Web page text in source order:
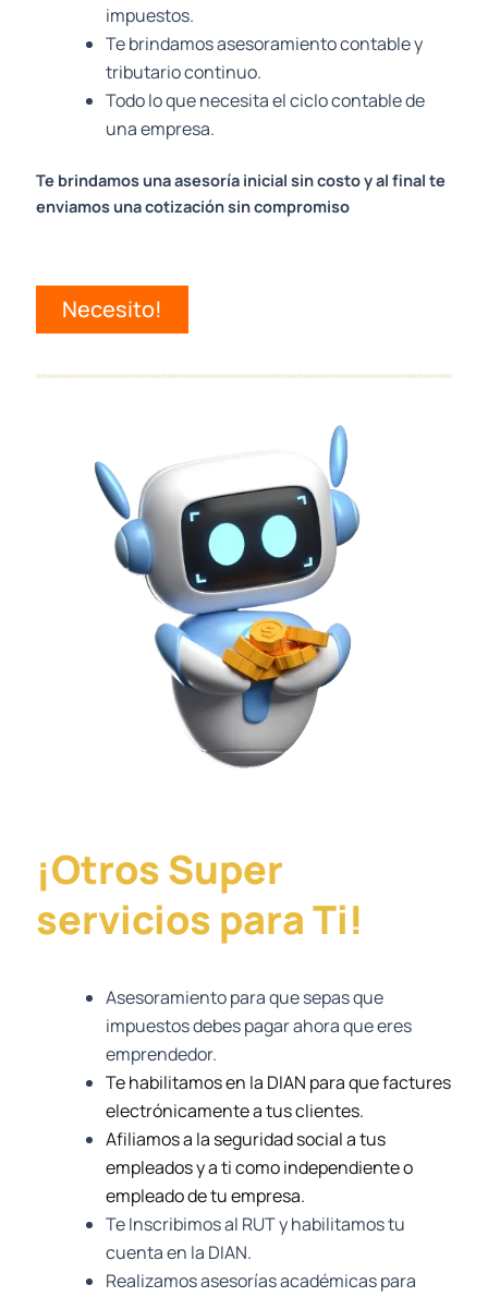
impuestos.
Te brindamos asesoramiento contable y
tributario continuo.
Todo lo que necesita el ciclo contable de
una empresa.
Te brindamos una asesoría inicial sin costo y al final te
enviamos una cotización sin compromiso
Necesito!
¡Otros Super
servicios para Ti!
Asesoramiento para que sepas que
impuestos debes pagar ahora que eres
emprendedor.
Te habilitamos en la DIAN para que factures
electrónicamente a tus clientes.
Afiliamos a la seguridad social a tus
empleados y a ti como independiente o
empleado de tu empresa.
Te Inscribimos al RUT y habilitamos tu
cuenta en la DIAN.
Realizamos asesorías académicas para